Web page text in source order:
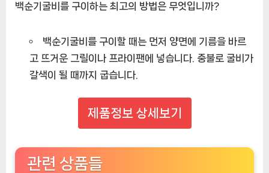
백순기굴비를 구이하는 최고의 방법은 무엇입니까?
백순기굴비를 구이할 때는 먼저 양면에 기름을 바르
고 뜨거운 그릴이나 프라이팬에 넣습니다. 중불로 굴비가
갈색이 될 때까지 굽습니다.
제품정보 상세보기
관련 상품들